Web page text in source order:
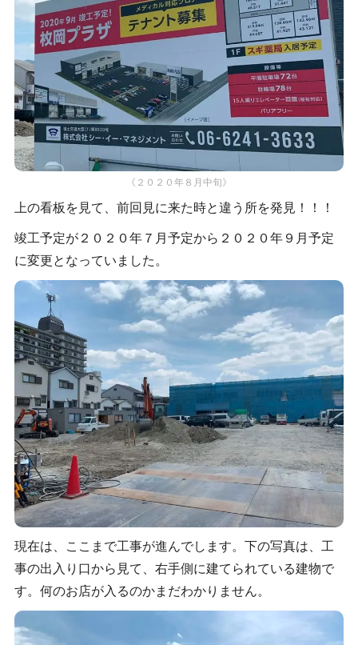
《２０２０年８月中旬》
上の看板を見て、前回見に来た時と違う所を発見！！！
竣工予定が２０２０年７月予定から２０２０年９月予定
に変更となっていました。
現在は、ここまで工事が進んでします。下の写真は、工
事の出入り口から見て、右手側に建てられている建物で
す。何のお店が入るのかまだわかりません。